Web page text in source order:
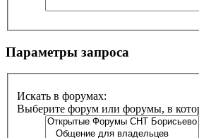
Параметры запроса
Искать в форумах:
Выберите форум или форумы, в